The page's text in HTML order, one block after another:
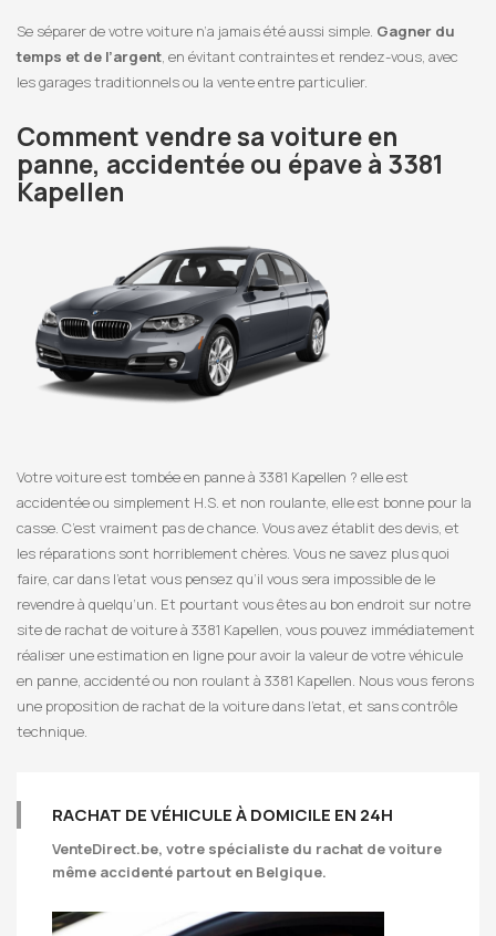
Se séparer de votre voiture n’a jamais été aussi simple. Gagner du
temps et de l’argent, en évitant contraintes et rendez-vous, avec
les garages traditionnels ou la vente entre particulier.
Comment vendre sa voiture en
panne, accidentée ou épave à 3381
Kapellen
Votre voiture est tombée en panne à 3381 Kapellen ? elle est
accidentée ou simplement H.S. et non roulante, elle est bonne pour la
casse. C’est vraiment pas de chance. Vous avez établit des devis, et
les réparations sont horriblement chères. Vous ne savez plus quoi
faire, car dans l’etat vous pensez qu’il vous sera impossible de le
revendre à quelqu’un. Et pourtant vous êtes au bon endroit sur notre
site de rachat de voiture à 3381 Kapellen, vous pouvez immédiatement
réaliser une estimation en ligne pour avoir la valeur de votre véhicule
en panne, accidenté ou non roulant à 3381 Kapellen. Nous vous ferons
une proposition de rachat de la voiture dans l’etat, et sans contrôle
technique.
RACHAT DE VÉHICULE À DOMICILE EN 24H
VenteDirect.be, votre spécialiste du rachat de voiture
même accidenté partout en Belgique.